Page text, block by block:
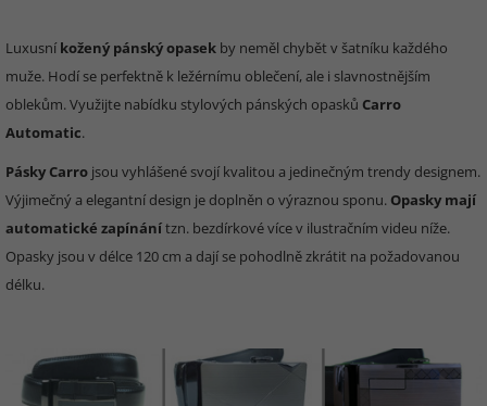
Luxusní kožený pánský opasek by neměl chybět v šatníku každého
muže. Hodí se perfektně k ležérnímu oblečení, ale i slavnostnějším
oblekům. Využijte nabídku stylových pánských opasků Carro
Automatic.
Pásky Carro jsou vyhlášené svojí kvalitou a jedinečným trendy designem.
Výjimečný a elegantní design je doplněn o výraznou sponu. Opasky mají
automatické zapínánítzn. bezdírkové více v ilustračním videu níže.
Opasky jsou v délce 120 cm a dají se pohodlně zkrátit na požadovanou
délku.